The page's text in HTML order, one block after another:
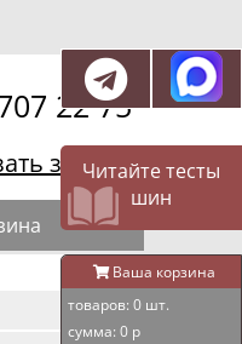
Читайте тесты
шин
Ваша корзина
товаров: 0 шт.
сумма: 0 р
22 75
звонок